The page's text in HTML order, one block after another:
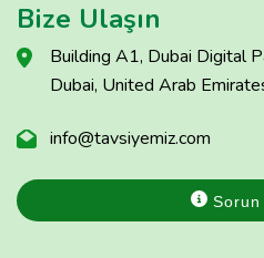
Bize Ulaşın
Building A1, Dubai Digital
Dubai, United Arab
info@tavsiyemiz.com
Sorun